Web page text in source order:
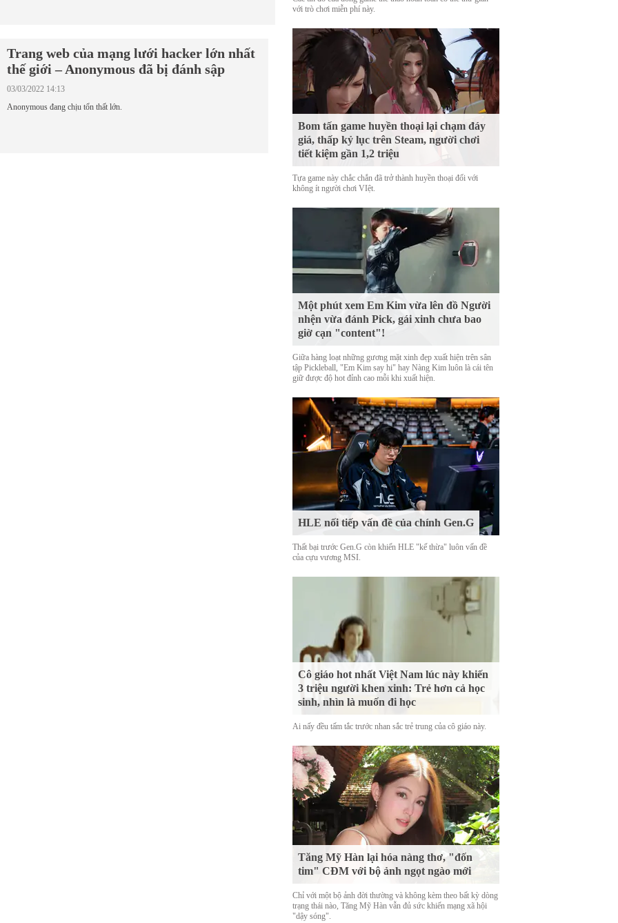
Trang web của mạng lưới hacker lớn nhất
thế giới – Anonymous đã bị đánh sập
03/03/2022 14:13
Anonymous đang chịu tổn thất lớn.
với trò chơi miễn phí này.
Bom tấn game huyền thoại lại chạm đáy
giá, thấp kỷ lục trên Steam, người chơi
tiết kiệm gần 1,2 triệu
Tựa game này chắc chắn đã trở thành huyền thoại đối với
không ít người chơi VIệt.
Một phút xem Em Kim vừa lên đồ Người
nhện vừa đánh Pick, gái xinh chưa bao
giờ cạn "content"!
Giữa hàng loạt những gương mặt xinh đẹp xuất hiện trên sân
tập Pickleball, "Em Kim say hi" hay Nàng Kim luôn là cái tên
giữ được độ hot đỉnh cao mỗi khi xuất hiện.
HLE nối tiếp vấn đề của chính Gen.G
Thất bại trước Gen.G còn khiến HLE "kế thừa" luôn vấn đề
của cựu vương MSI.
Cô giáo hot nhất Việt Nam lúc này khiến
3 triệu người khen xinh: Trẻ hơn cả học
sinh, nhìn là muốn đi học
Ai nấy đều tấm tắc trước nhan sắc trẻ trung của cô giáo này.
Tăng Mỹ Hàn lại hóa nàng thơ, "đốn
tim" CĐM với bộ ảnh ngọt ngào mới
Chỉ với một bộ ảnh đời thường và không kèm theo bất kỳ dòng
trạng thái nào, Tăng Mỹ Hàn vẫn đủ sức khiến mạng xã hội
"dậy sóng".